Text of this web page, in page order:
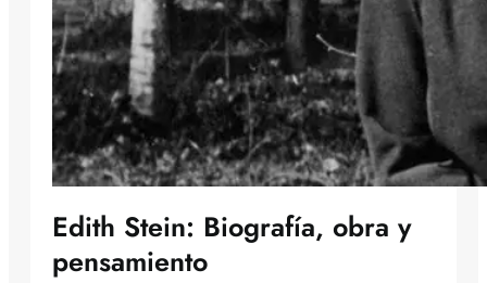
Edith Stein: Biografía, obra y
pensamiento